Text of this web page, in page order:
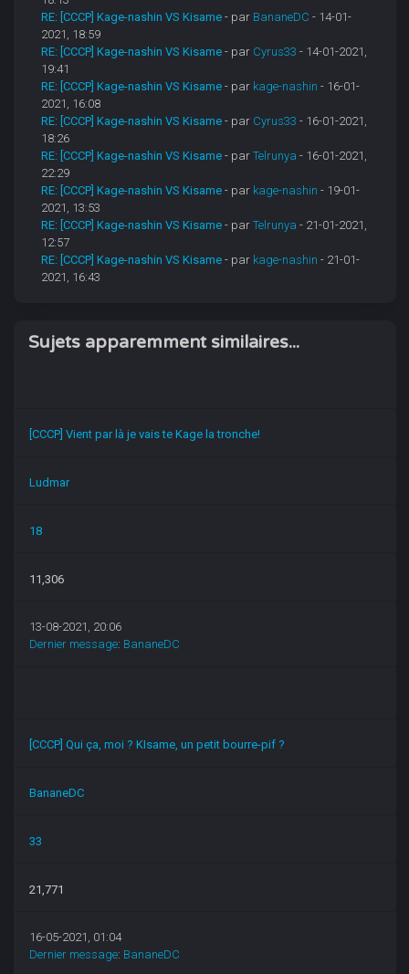
RE: [CCCP] Kage-nashin VS Kisame - par BananeDC - 14-01-
2021, 18:59
RE: [CCCP] Kage-nashin VS Kisame - par Cyrus33 - 14-01-2021,
19:41
RE: [CCCP] Kage-nashin VS Kisame - par kage-nashin - 16-01-
2021, 16:08
RE: [CCCP] Kage-nashin VS Kisame - par Cyrus33 - 16-01-2021,
18:26
RE: [CCCP] Kage-nashin VS Kisame - parTelrunya - 16-01-2021,
22:29
RE: [CCCP] Kage-nashin VS Kisame - par kage-nashin - 19-01-
2021, 13:53
RE: [CCCP] Kage-nashin VS Kisame - parTelrunya - 21-01-2021,
12:57
RE: [CCCP] Kage-nashin VS Kisame - par kage-nashin - 21-01-
2021, 16:43
Sujets apparemment similaires...
[CCCP] Vient par là je vais te Kage la tronche!
Ludmar
18
11,306
13-08-2021, 20:06
Dernier message: BananeDC
[CCCP] Qui ça, moi ? KIsame, un petit bourre-pif ?
BananeDC
33
21,771
16-05-2021, 01:04
Dernier message: BananeDC